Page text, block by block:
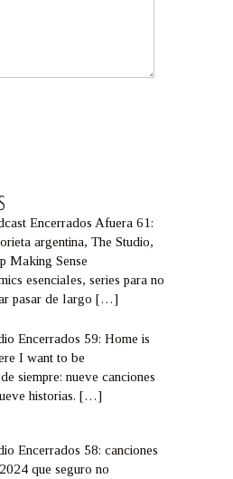
Encerrados Afuera 61:
argentina, The Studio,
Making Sense
esenciales, series para no
pasar de largo[…]
Encerrados 59: Home is
I want to be
siempre: nueve canciones
historias.[…]
Encerrados 58: canciones
que seguro no